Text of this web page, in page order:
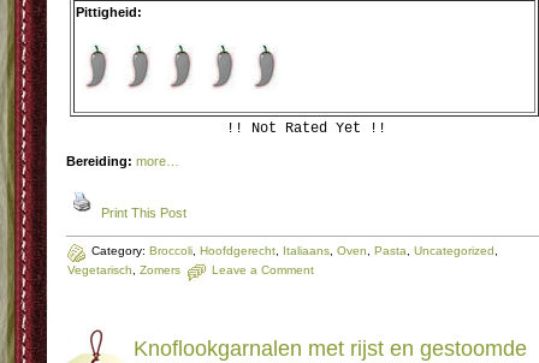
Pittigheid:
!! Not Rated Yet !!
Bereiding: more…
Print This Post
Category: Broccoli Hoofdgerecht Italiaans Oven Pasta Uncategorized
Vegetarisch
Zomers Leave a Comment
Knoflookgarnalen met rijst en gestoomde